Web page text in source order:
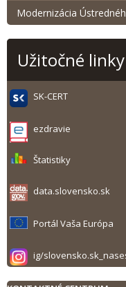
Modernizácia
Užitočné linky
SK-CERT
ezdravie
Štatistiky
data.slovensko.sk
Portál Vaša Európa
ig/